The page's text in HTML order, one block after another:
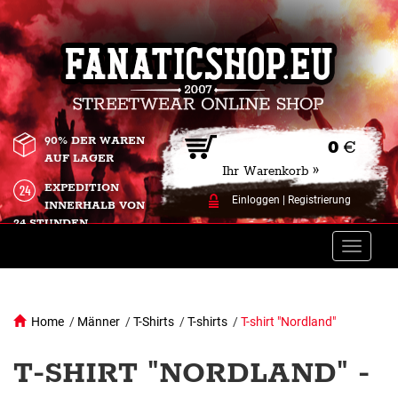
0 €
Ihr Warenkorb »
Einloggen Registrierung
90% DER WAREN
AUF LAGER
EXPEDITION
INNERHALB VON
24 STUNDEN.
Toggle
Home / Männer /T-Shirts /T-shirts /T-shirt "Nordland"
T-SHIRT "NORDLAND" -